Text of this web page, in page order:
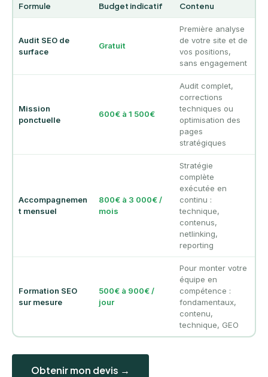
Formule Budget indicatif Contenu
Audit SEO de
surface
Gratuit
Première analyse
de votre site et de
vos positions,
sans engagement
Mission
ponctuelle
600€ à 1 500€
Audit complet,
corrections
techniques ou
optimisation des
pages
stratégiques
Accompagnemen
t mensuel
800€ à 3 000€ /
mois
Stratégie
complète
exécutée en
continu :
technique,
contenus,
netlinking,
reporting
Formation SEO
sur mesure
500€ à 900€ /
jour
Pour monter votre
équipe en
compétence :
fondamentaux,
contenu,
technique, GEO
Obtenir mon devis →